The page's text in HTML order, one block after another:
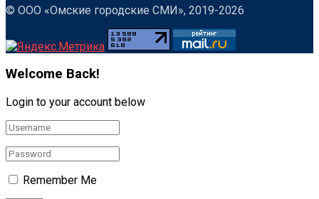
© ООО «Омские городские СМИ», 2019-2026
Welcome Back!
Login to your account below
Remember Me